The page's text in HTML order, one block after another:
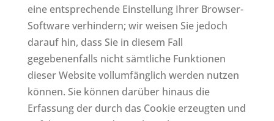
eine entsprechende Einstellung Ihrer Browser-
Software verhindern; wir weisen Sie jedoch
darauf hin, dass Sie in diesem Fall
gegebenenfalls nicht sämtliche Funktionen
dieser Website vollumfänglich werden nutzen
können. Sie können darüber hinaus die
Erfassung der durch das Cookie erzeugten und